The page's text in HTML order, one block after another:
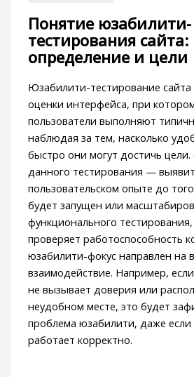
Понятие юзабилити-
тестирования сайта:
определение и цели
Юзабилити-тестирование
оценки интерфейса, при
пользователи выполняют
наблюдая за тем, насколько
быстро они могут достичь
данного тестирования —
пользовательском опыте до
будет запущен или
функционального
проверяет работоспособность
юзабилити-фокус направлен на
взаимодействие. Например,
не вызывает доверия или
неудобном месте, это будет
проблема юзабилити, даже если
работает корректно.